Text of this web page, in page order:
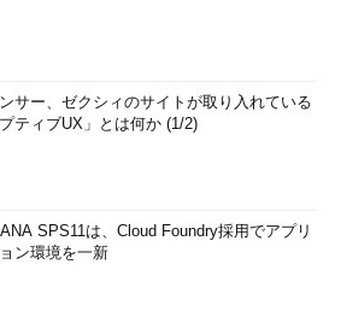
サー、ゼクシィのサイトが取り入れている
プティブUX」とは何か (1/2)
SPS11は、Cloud Foundry採用でアプリ
ン環境を一新